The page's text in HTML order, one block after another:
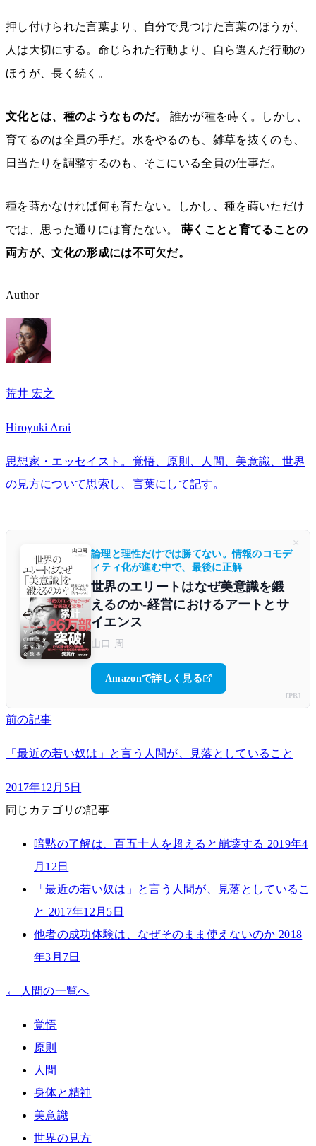
押し付けられた言葉より、自分で見つけた言葉のほうが、
人は大切にする。命じられた行動より、自ら選んだ行動の
ほうが、長く続く。
文化とは、種のようなものだ。
誰かが種を蒔く。しかし、
育てるのは全員の手だ。水をやるのも、雑草を抜くのも、
日当たりを調整するのも、そこにいる全員の仕事だ。
種を蒔かなければ何も育たない。しかし、種を蒔いただけ
では、思った通りには育たない。蒔くことと育てることの
両方が、文化の形成には不可欠だ。
Author
荒井 宏之
Hiroyuki Arai
思想家・エッセイスト。覚悟、原則、人間、美意識、世界
の見方について思索し、言葉にして記す。
[PR]
×
論理と理性だけでは勝てない。情報のコモデ
ィティ化が進む中で、最後に正解
世界のエリートはなぜ美意識を鍛
えるのか-経営におけるアートとサ
イエンス
山口 周
Amazonで詳しく見る
前の記事
「最近の若い奴は」と言う人間が、見落としていること
2017年12月5日
同じカテゴリの記事
暗黙の了解は、百五十人を超えると崩壊する 2019年4
月12日
「最近の若い奴は」と言う人間が、見落としているこ
と 2017年12月5日
他者の成功体験は、なぜそのまま使えないのか 2018
年3月7日
← 人間の一覧へ
覚悟
原則
人間
身体と精神
美意識
世界の見方